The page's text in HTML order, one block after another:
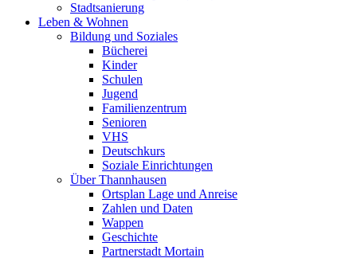
Stadtsanierung
Leben & Wohnen
Bildung und Soziales
Bücherei
Kinder
Schulen
Jugend
Familienzentrum
Senioren
VHS
Deutschkurs
Soziale Einrichtungen
Über Thannhausen
Ortsplan Lage und Anreise
Zahlen und Daten
Wappen
Geschichte
Partnerstadt Mortain